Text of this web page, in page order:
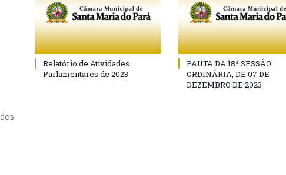
Relatório de Atividades
Parlamentares de 2023
PAUTA DA 18ª SESSÃO
ORDINÁRIA, DE 07 DE
DEZEMBRO DE 2023